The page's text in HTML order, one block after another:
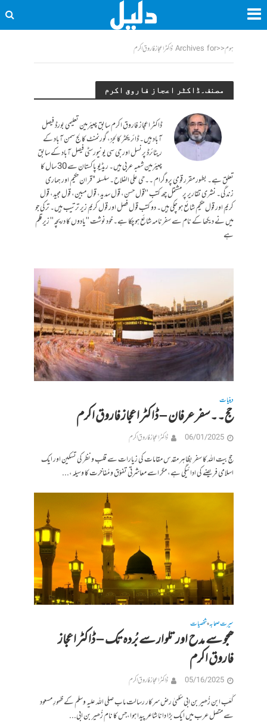
ہوم<<Archives for ڈاکٹر اعجاز فاروق اکرم
مصنف۔ڈاکٹر اعجاز فاروق اکرم
ڈاکٹر اعجاز فاروق اکرم سابق چیئرمین تعلیمی بورڈ فیصل
آباد ہیں۔ ڈائریکٹر کالجز، گورنمنٹ کالج سمن آباد کے
ریٹائرڈ پرنسل اور جی سی یونیورسٹی فیصل آباد کے سابق
چیئرمین شعبہ عربی ہیں۔ ریڈیو پاکستان سے 30 سال کا
تعلق ہے۔ بطور مقرر قومی پروگرام ۔۔حی علی الفلاح۔ سلسلہ "قر ان حکیم اور ہماری
زندگی۔ نشری تقاریر پر مشتمل چھ کتب ''قول حسن، قول سدید، قول مبین، قول مجید، قول
کریم اور قول حکیم شائع ہو چکی ہیں۔ دو کتب قول فصل اور قول کریم زیر ترتیب ہیں۔ ترکی جو
میں نے دیکھا کے نام سے سفرنامہ شائع ہو چکا ہے۔ خود نوشت ''یادوں کا دریچہ'' زیرقلم
ہے
دینیات
حج۔۔سفر عرفان – ڈاکٹر اعجاز فاروق اکرم
06/01/2025 ڈاکٹر اعجاز فاروق اکرم
حجِ بیت اللہ کا سفر بظاہر مقدس مقامات کی زیارات سے قلب و نظر کی تسکین اور ایک
اسلامی فریضے کی ادائیگی ہے، مگر اسے معاشرتی تفوّق و مُفاخرت کا وسیلہ،...
سیرت صحابہ•شخصیات
ھجو سے مدح اور تلوار سے بُردہ تک – ڈاکٹر اعجاز
فاروق اکرم
05/16/2025 ڈاکٹر اعجاز فاروق اکرم
کَعَب ابن زُھیر بن ابی سُلمیٰ رض سرکار رسالت ماب صلی اللہ علیہ وسلم کے ظہورِ مسعود
سے متصل عرب میں ایک بڑا دانا شاعر پیدا ہوا،جس کا نام زُھیر بن ابی...